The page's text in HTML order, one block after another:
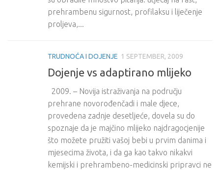
prehrambenu sigurnost, profilaksu i liječenje
proljeva,...
TRUDNOĆA I DOJENJE 1 SEPTEMBER, 2009
Dojenje vs adaptirano mlijeko
2009. – Novija istraživanja na području
prehrane novorođenčadi i male djece,
provedena zadnje desetljeće, dovela su do
spoznaje da je majčino mlijeko najdragocjenije
što možete pružiti vašoj bebi u prvim danima i
mjesecima života, i da ga kao takvo nikakvi
kemijski i prehrambeno-medicinski pripravci ne